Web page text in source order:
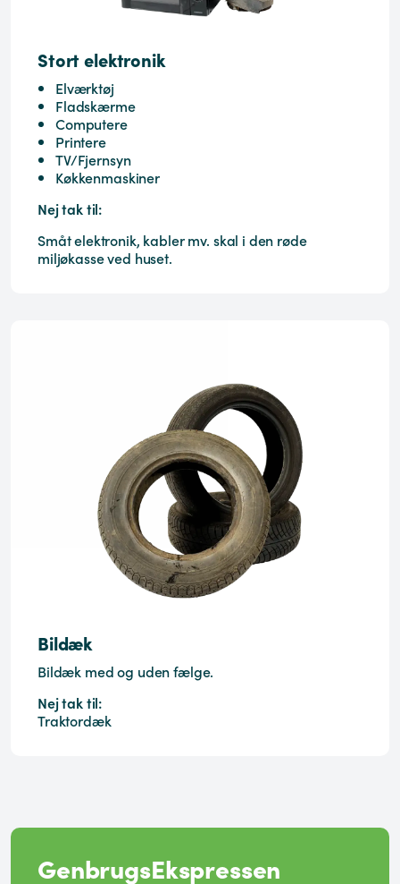
Stort elektronik
Elværktøj
Fladskærme
Computere
Printere
TV/Fjernsyn
Køkkenmaskiner
Nej tak til:
Småt elektronik, kabler mv. skal i den røde
miljøkasse ved huset.
Bildæk
Bildæk med og uden fælge.
Nej tak til:
Traktordæk
GenbrugsEkspressen